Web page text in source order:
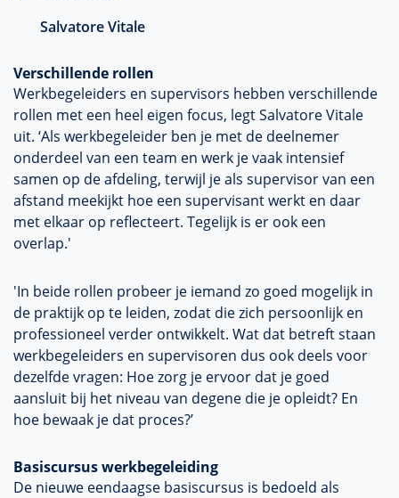
Salvatore Vitale
Verschillende rollen
Werkbegeleiders en supervisors hebben verschillende
rollen met een heel eigen focus, legt Salvatore Vitale
uit. ‘Als werkbegeleider ben je met de deelnemer
onderdeel van een team en werk je vaak intensief
samen op de afdeling, terwijl je als supervisor van een
afstand meekijkt hoe een supervisant werkt en daar
met elkaar op reflecteert. Tegelijk is er ook een
overlap.'
'In beide rollen probeer je iemand zo goed mogelijk in
de praktijk op te leiden, zodat die zich persoonlijk en
professioneel verder ontwikkelt. Wat dat betreft staan
werkbegeleiders en supervisoren dus ook deels voor
dezelfde vragen: Hoe zorg je ervoor dat je goed
aansluit bij het niveau van degene die je opleidt? En
hoe bewaak je dat proces?’
Basiscursus werkbegeleiding
De nieuwe eendaagse basiscursus is bedoeld als